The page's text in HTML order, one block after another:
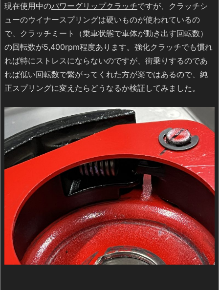
現在使用中のパワーグリップクラッチですが、クラッチシ
ューのウイナースプリングは硬いものが使われているの
で、クラッチミート（乗車状態で車体が動き出す回転数）
の回転数が5,400rpm程度あります。強化クラッチでも慣れ
れば特にストレスにならないのですが、街乗りするのであ
れば低い回転数で繋がってくれた方が楽ではあるので、純
正スプリングに変えたらどうなるか検証してみました。